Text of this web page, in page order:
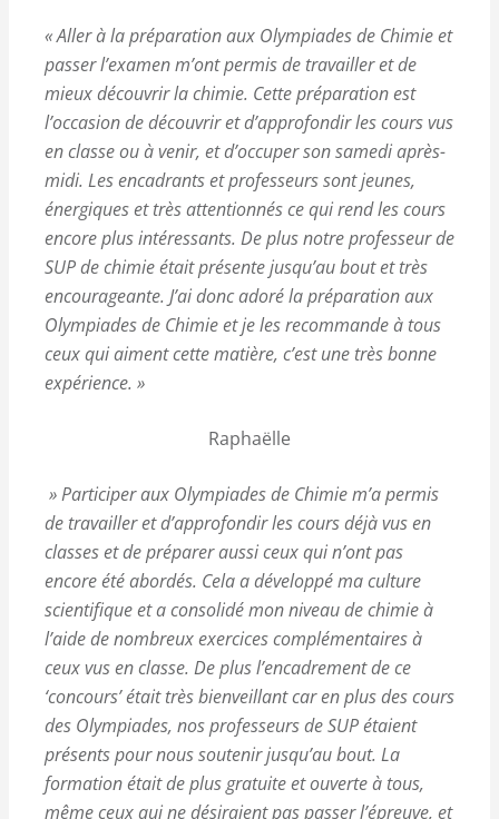
« Aller à la préparation aux Olympiades de Chimie et
passer l’examen m’ont permis de travailler et de
mieux découvrir la chimie. Cette préparation est
l’occasion de découvrir et d’approfondir les cours vus
en classe ou à venir, et d’occuper son samedi après-
midi. Les encadrants et professeurs sont jeunes,
énergiques et très attentionnés ce qui rend les cours
encore plus intéressants. De plus notre professeur de
SUP de chimie était présente jusqu’au bout et très
encourageante. J’ai donc adoré la préparation aux
Olympiades de Chimie et je les recommande à tous
ceux qui aiment cette matière, c’est une très bonne
expérience. »
Raphaëlle
» Participer aux Olympiades de Chimie m’a permis
de travailler et d’approfondir les cours déjà vus en
classes et de préparer aussi ceux qui n’ont pas
encore été abordés. Cela a développé ma culture
scientifique et a consolidé mon niveau de chimie à
l’aide de nombreux exercices complémentaires à
ceux vus en classe. De plus l’encadrement de ce
‘concours’ était très bienveillant car en plus des cours
des Olympiades, nos professeurs de SUP étaient
présents pour nous soutenir jusqu’au bout. La
formation était de plus gratuite et ouverte à tous,
même ceux qui ne désiraient pas passer l’épreuve, et